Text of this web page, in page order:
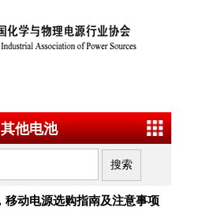
其他电池
移动电源选购指南及注意事项